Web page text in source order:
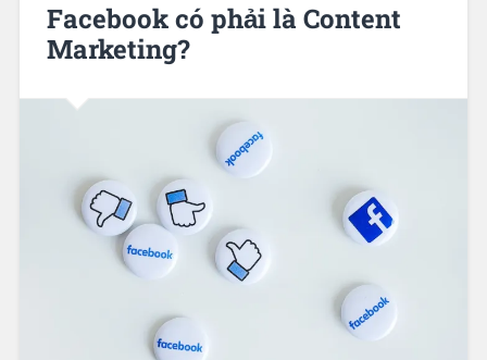
Facebook có phải là Content
Marketing?